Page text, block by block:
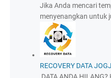
Jika Anda mencari
menyenangkan untuk
RECOVERY DATA
DATA ANDA HILANG?